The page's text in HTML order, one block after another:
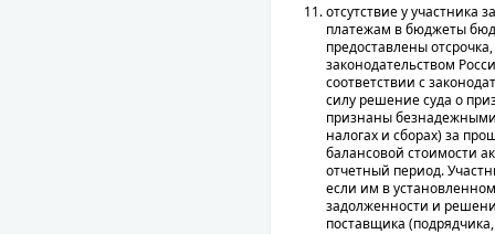
отсутствие у участника
платежам в бюджеты
предоставлены
законодательством
соответствии с
силу решение суда о
признаны безнадежными
налогах и сборах) за
балансовой стоимости
отчетный период.
если им в
задолженности и
поставщика